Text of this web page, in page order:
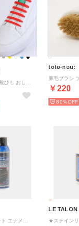
toto-nou:
￥220
80%
LE TALON